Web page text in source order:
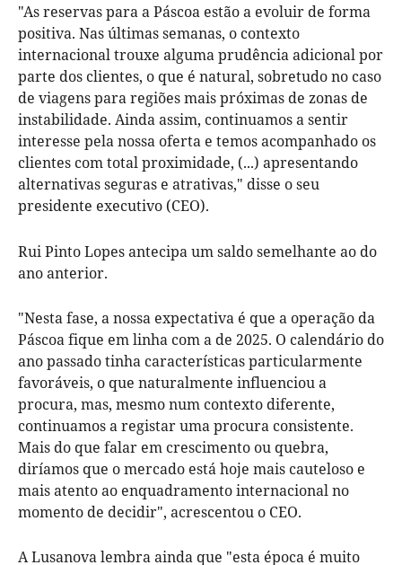
"As reservas para a Páscoa estão a evoluir de forma
positiva. Nas últimas semanas, o contexto
internacional trouxe alguma prudência adicional por
parte dos clientes, o que é natural, sobretudo no caso
de viagens para regiões mais próximas de zonas de
instabilidade. Ainda assim, continuamos a sentir
interesse pela nossa oferta e temos acompanhado os
clientes com total proximidade, (...) apresentando
alternativas seguras e atrativas," disse o seu
presidente executivo (CEO).
Rui Pinto Lopes antecipa um saldo semelhante ao do
ano anterior.
"Nesta fase, a nossa expectativa é que a operação da
Páscoa fique em linha com a de 2025. O calendário do
ano passado tinha características particularmente
favoráveis, o que naturalmente influenciou a
procura, mas, mesmo num contexto diferente,
continuamos a registar uma procura consistente.
Mais do que falar em crescimento ou quebra,
diríamos que o mercado está hoje mais cauteloso e
mais atento ao enquadramento internacional no
momento de decidir", acrescentou o CEO.
A Lusanova lembra ainda que "esta época é muito